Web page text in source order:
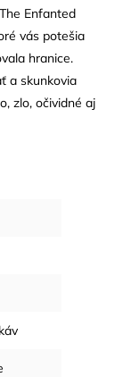
Enfanted
vás potešia
hranice.
a skunkovia
zlo, očividné aj